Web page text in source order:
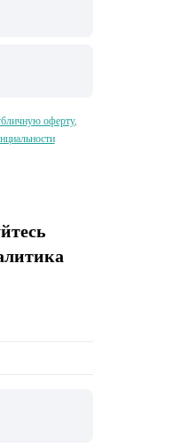
оферту,